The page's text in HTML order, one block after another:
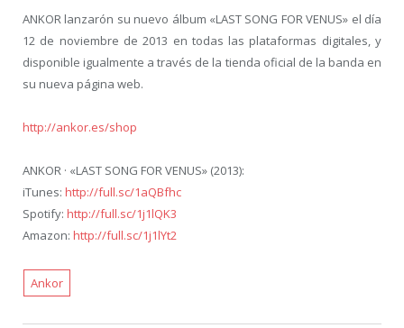
ANKOR lanzarón su nuevo álbum «LAST SONG FOR VENUS» el día
12 de noviembre de 2013 en todas las plataformas digitales, y
disponible igualmente a través de la tienda oficial de la banda en
su nueva página web.
http://ankor.es/shop
ANKOR · «LAST SONG FOR VENUS» (2013):
iTunes: http://full.sc/1aQBfhc
Spotify: http://full.sc/1j1lQK3
Amazon: http://full.sc/1j1lYt2
Ankor